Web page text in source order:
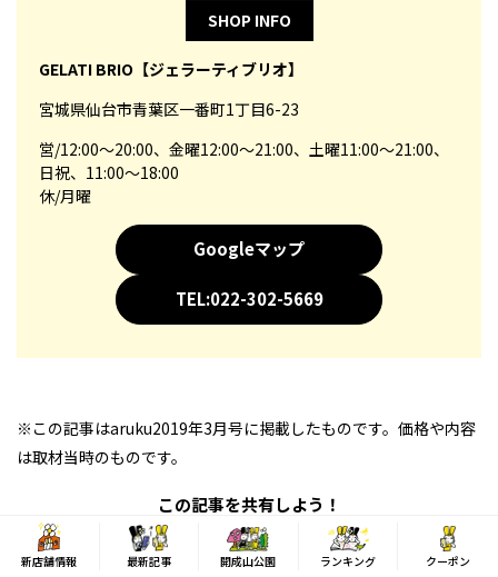
新店舗情報 最新記事 開成山公園 ランキング クーポン
SHOP INFO
GELATI BRIO【ジェラーティブリオ】
宮城県仙台市青葉区一番町1丁目6-23
営/12:00～20:00、金曜12:00～21:00、土曜11:00～21:00、
日祝、11:00～18:00
休/月曜
Googleマップ
TEL:022-302-5669
※この記事はaruku2019年3月号に掲載したものです。価格や内容
は取材当時のものです。
この記事を共有しよう！